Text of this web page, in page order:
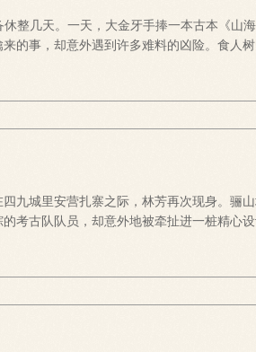
整几天。一天，大金牙手捧一本古本《山
的事，却意外遇到许多难料的凶险。食人
九城里安营扎寨之际，林芳再次现身。骊
考古队队员，却意外地被牵扯进一桩精心